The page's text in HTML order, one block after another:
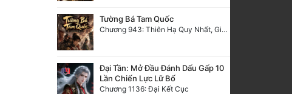
Tường Bá Tam Quốc
Chương 943: Thiên Hạ Quy Nhất, Giấc Mộng Nam Kha [HẾT]
Đại Tần: Mở Đầu Đánh Dấu Gấp 10
Lần Chiến Lực Lữ Bố
Chương 1136: Đại Kết Cục